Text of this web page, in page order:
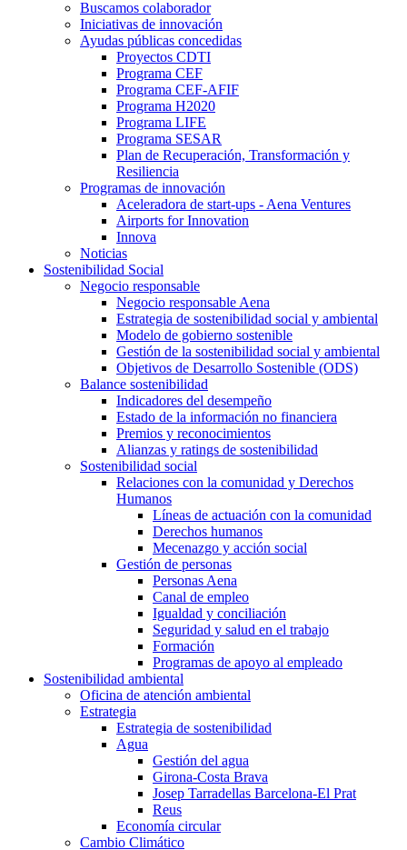
Buscamos colaborador
Iniciativas de innovación
Ayudas públicas concedidas
Proyectos CDTI
Programa CEF
Programa CEF-AFIF
Programa H2020
Programa LIFE
Programa SESAR
Plan de Recuperación, Transformación y
Resiliencia
Programas de innovación
Aceleradora de start-ups - Aena Ventures
Airports for Innovation
Innova
Noticias
Sostenibilidad Social
Negocio responsable
Negocio responsable Aena
Estrategia de sostenibilidad social y ambiental
Modelo de gobierno sostenible
Gestión de la sostenibilidad social y ambiental
Objetivos de Desarrollo Sostenible (ODS)
Balance sostenibilidad
Indicadores del desempeño
Estado de la información no financiera
Premios y reconocimientos
Alianzas y ratings de sostenibilidad
Sostenibilidad social
Relaciones con la comunidad y Derechos
Humanos
Líneas de actuación con la comunidad
Derechos humanos
Mecenazgo y acción social
Gestión de personas
Personas Aena
Canal de empleo
Igualdad y conciliación
Seguridad y salud en el trabajo
Formación
Programas de apoyo al empleado
Sostenibilidad ambiental
Oficina de atención ambiental
Estrategia
Estrategia de sostenibilidad
Agua
Gestión del agua
Girona-Costa Brava
Josep Tarradellas Barcelona-El Prat
Reus
Economía circular
Cambio Climático